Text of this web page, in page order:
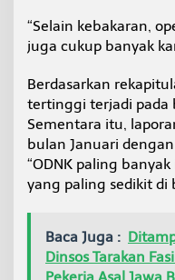
“Selain kebakaran,
juga cukup banyak
Berdasarkan
tertinggi terjadi pada
Sementara itu,
bulan Januari
“ODNK paling
yang paling sedikit di
Baca Juga :
Dinsos Tarakan